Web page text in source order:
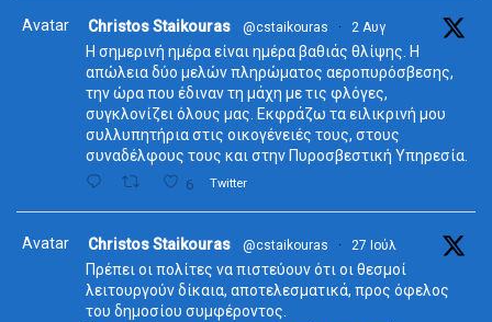
Avatar Christos Staikouras @cstaikouras · 2 Αυγ
Η σημερινή ημέρα είναι ημέρα βαθιάς θλίψης. Η
απώλεια δύο μελών πληρώματος αεροπυρόσβεσης,
την ώρα που έδιναν τη μάχη με τις φλόγες,
συγκλονίζει όλους μας. Εκφράζω τα ειλικρινή μου
συλλυπητήρια στις οικογένειές τους, στους
συναδέλφους τους και στην Πυροσβεστική Υπηρεσία.
6 Twitter
Avatar Christos Staikouras @cstaikouras · 27 Ιούλ
Πρέπει οι πολίτες να πιστεύουν ότι οι θεσμοί
λειτουργούν δίκαια, αποτελεσματικά, προς όφελος
του δημοσίου συμφέροντος.